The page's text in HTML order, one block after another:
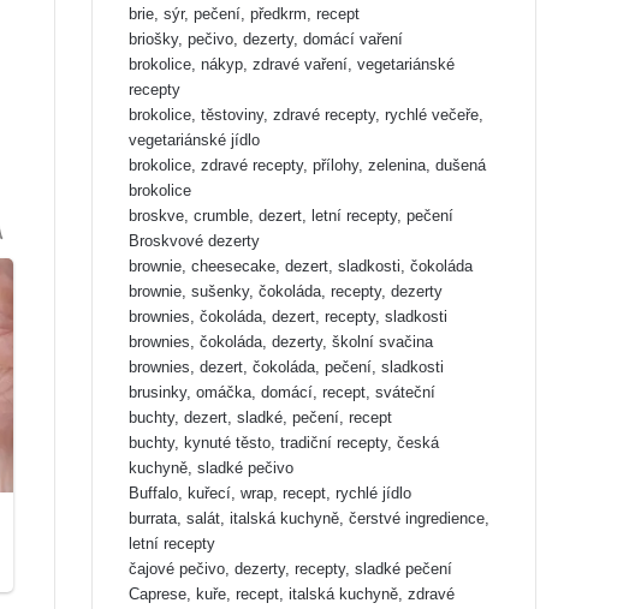
brie, sýr, pečení, předkrm, recept
briošky, pečivo, dezerty, domácí vaření
brokolice, nákyp, zdravé vaření, vegetariánské
recepty
brokolice, těstoviny, zdravé recepty, rychlé večeře,
vegetariánské jídlo
brokolice, zdravé recepty, přílohy, zelenina, dušená
brokolice
broskve, crumble, dezert, letní recepty, pečení
Broskvové dezerty
brownie, cheesecake, dezert, sladkosti, čokoláda
brownie, sušenky, čokoláda, recepty, dezerty
brownies, čokoláda, dezert, recepty, sladkosti
brownies, čokoláda, dezerty, školní svačina
brownies, dezert, čokoláda, pečení, sladkosti
brusinky, omáčka, domácí, recept, sváteční
buchty, dezert, sladké, pečení, recept
buchty, kynuté těsto, tradiční recepty, česká
kuchyně, sladké pečivo
Buffalo, kuřecí, wrap, recept, rychlé jídlo
burrata, salát, italská kuchyně, čerstvé ingredience,
letní recepty
čajové pečivo, dezerty, recepty, sladké pečení
Caprese, kuře, recept, italská kuchyně, zdravé